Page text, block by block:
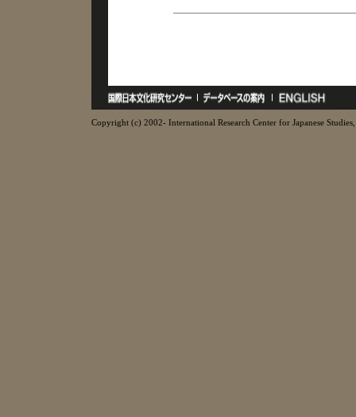
Copyright (c) 2002- International Research Center for Japanese